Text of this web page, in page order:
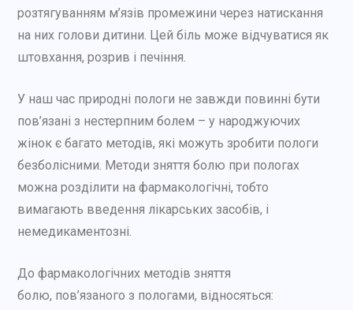
розтягуванням м’язів промежини через натискання
на них голови дитини. Цей біль може відчуватися як
штовхання, розрив і печіння.
У наш час природні пологи не завжди повинні бути
пов’язані з нестерпним болем – у народжуючих
жінок є багато методів, які можуть зробити пологи
безболісними. Методи зняття болю при пологах
можна розділити на фармакологічні, тобто
вимагають введення лікарських засобів, і
немедикаментозні.
До фармакологічних методів зняття
болю, пов’язаного з пологами, відносяться: